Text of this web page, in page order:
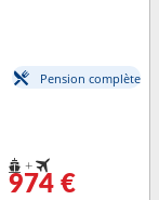
Pension complète
+
974 €